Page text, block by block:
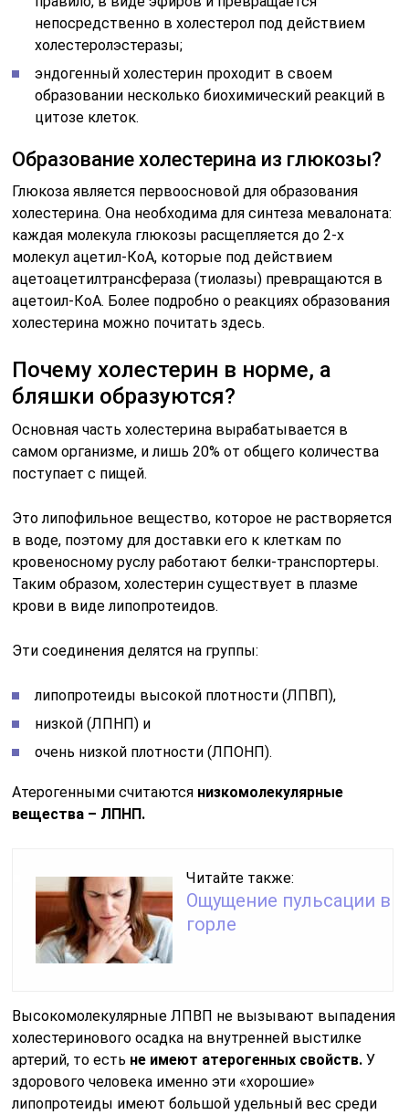
непосредственно в холестерол под действием
холестеролэстеразы;
эндогенный холестерин проходит в своем
образовании несколько биохимический реакций в
цитозе клеток.
Образование холестерина из глюкозы?
Глюкоза является первоосновой для образования
холестерина. Она необходима для синтеза мевалоната:
каждая молекула глюкозы расщепляется до 2-х
молекул ацетил-КоА, которые под действием
ацетоацетилтрансфераза (тиолазы) превращаются в
ацетоил-КоА. Более подробно о реакциях образования
холестерина можно почитать здесь.
Почему холестерин в норме, а
бляшки образуются?
Основная часть холестерина вырабатывается в
самом организме, и лишь 20% от общего количества
поступает с пищей.
Это липофильное вещество, которое не растворяется
в воде, поэтому для доставки его к клеткам по
кровеносному руслу работают белки-транспортеры.
Таким образом, холестерин существует в плазме
крови в виде липопротеидов.
Эти соединения делятся на группы:
липопротеиды высокой плотности (ЛПВП),
низкой (ЛПНП) и
очень низкой плотности (ЛПОНП).
Атерогенными считаются низкомолекулярные
вещества – ЛПНП.
Читайте также:
Ощущение пульсации в
горле
Высокомолекулярные ЛПВП не вызывают выпадения
холестеринового осадка на внутренней выстилке
артерий, то есть не имеют атерогенных свойств. У
здорового человека именно эти «хорошие»
липопротеиды имеют большой удельный вес среди